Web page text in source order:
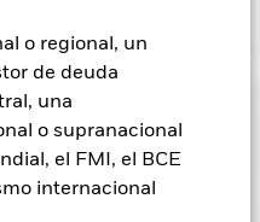
o regional, un
de deuda
una
o supranacional
el FMI, el BCE
internacional
en ciertos sectores, países,
el Fondo es más